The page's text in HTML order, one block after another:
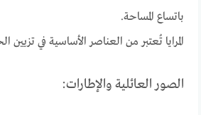
باتساع المساحة.
المرايا تُعتبر من العناصر الأساسية في تزيين
الصور العائلية والإطارات: